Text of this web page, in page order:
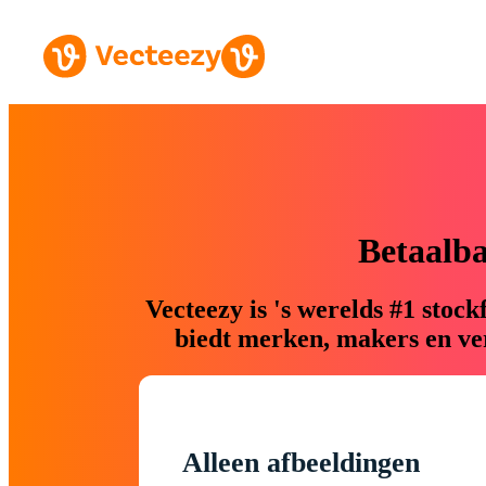
Vecteezy is 's werelds #1
biedt merken, makers en
Alleen afbeeldingen